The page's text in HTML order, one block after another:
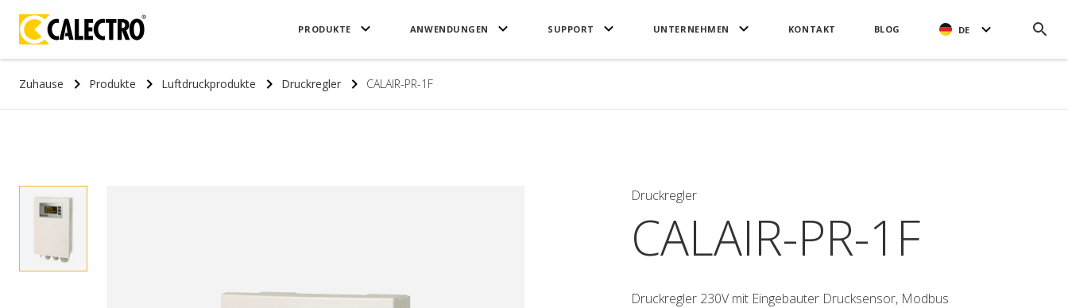
PRODUKTE ANWENDUNGEN SUPPORT UNTERNEHMEN KONTAKT BLOG DE
Zuhause Produkte Luftdruckprodukte Druckregler CALAIR-PR-1F
Druckregler
CALAIR-PR-1F
Druckregler 230V mit Eingebauter Drucksensor, Modbus